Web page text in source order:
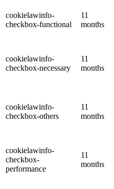
cookielawinfo-
checkbox-functional
11
months
cookielawinfo-
checkbox-necessary
11
months
cookielawinfo-
checkbox-others
11
months
cookielawinfo-
checkbox-
performance
11
months